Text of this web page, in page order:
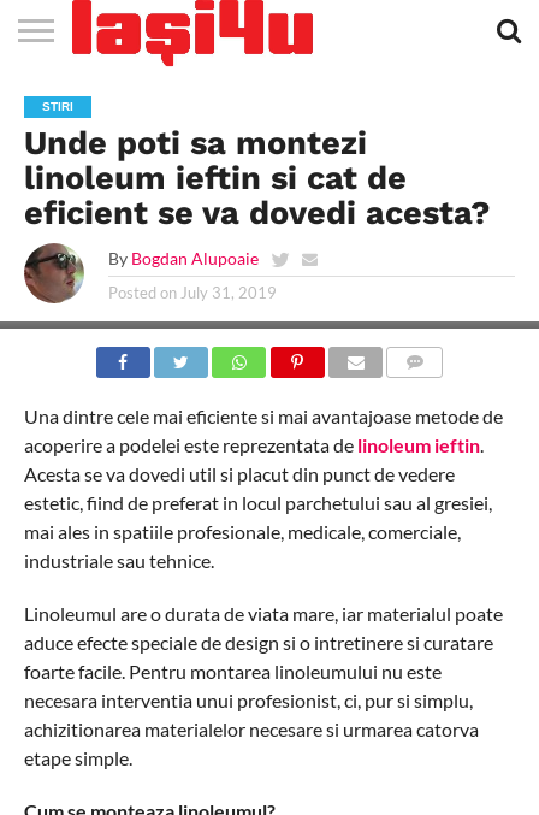
STIRI
APARTAMENTE
NOI IASI
STIRI
IASI
JOBS
IN
IASI
FILME
LA
CINEMA
CLUBURI /
DISCOTECI
BARURI /
CAFENELE
SALI DE
FORTA
SI
FITNESS
SALOANE DE
INFRUMUSETARE
AGENTII
DE
TURISM
IASI
RESTAURANTE
IN IASI
PIZZA
IN
IASI
PISCINA
IN IASI
FLORARII
RADIO
LIVE
IN IASI
SPALATORII
AUTO
TRACTARI
AUTO
TAXI
IN
IASI
CINEMA
TEATRU
HOTELURI
/
PENSIUNI
TEREN
SPORTIV
TEREN
TENIS
IASI
FARMACII
NON
STOP
COFFEE-
TO-GO
FIRME DE
PUBLICITATE
RENT
A
CAR
STIRI
Unde poti sa montezi
linoleum ieftin si cat de
eficient se va dovedi acesta?
By Bogdan Alupoaie
Posted on July 31, 2019
Una dintre cele mai eficiente si mai avantajoase metode de
acoperire a podelei este reprezentata de linoleum ieftin.
Acesta se va dovedi util si placut din punct de vedere
estetic, fiind de preferat in locul parchetului sau al gresiei,
mai ales in spatiile profesionale, medicale, comerciale,
industriale sau tehnice.
Linoleumul are o durata de viata mare, iar materialul poate
aduce efecte speciale de design si o intretinere si curatare
foarte facile. Pentru montarea linoleumului nu este
necesara interventia unui profesionist, ci, pur si simplu,
achizitionarea materialelor necesare si urmarea catorva
etape simple.